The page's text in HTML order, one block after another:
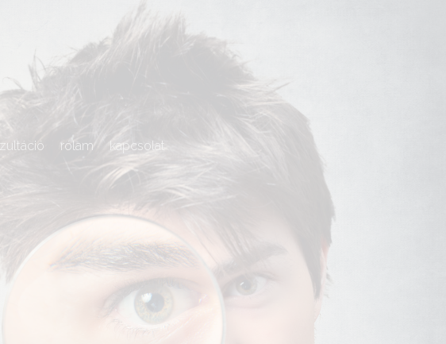
rólam kapcsolat